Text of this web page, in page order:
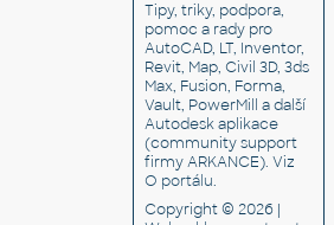
Tipy, triky, podpora,
pomoc a rady pro
AutoCAD, LT, Inventor,
Revit, Map, Civil 3D, 3ds
Max, Fusion, Forma,
Vault, PowerMill a další
Autodesk aplikace
(community support
firmy ARKANCE). Viz
O portálu.
Copyright © 2026 |